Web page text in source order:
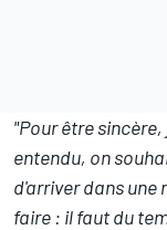
"Pour être
entendu, on
d'arriver dans une
faire : il faut du